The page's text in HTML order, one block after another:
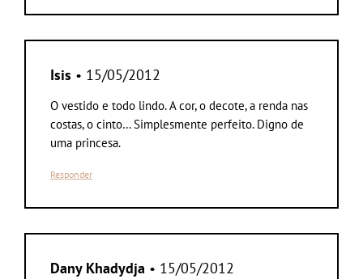
Isis • 15/05/2012
O vestido e todo lindo. A cor, o decote, a renda nas
costas, o cinto… Simplesmente perfeito. Digno de
uma princesa.
Responder
Dany Khadydja • 15/05/2012